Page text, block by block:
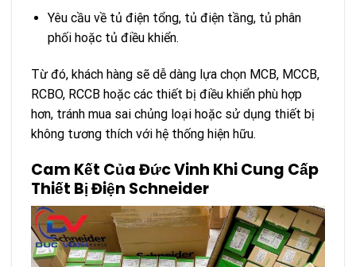
Yêu cầu về tủ điện tổng, tủ điện tầng, tủ phân
phối hoặc tủ điều khiển.
Từ đó, khách hàng sẽ dễ dàng lựa chọn MCB, MCCB,
RCBO, RCCB hoặc các thiết bị điều khiển phù hợp
hơn, tránh mua sai chủng loại hoặc sử dụng thiết bị
không tương thích với hệ thống hiện hữu.
Cam Kết Của Đức Vinh Khi Cung Cấp
Thiết Bị Điện Schneider